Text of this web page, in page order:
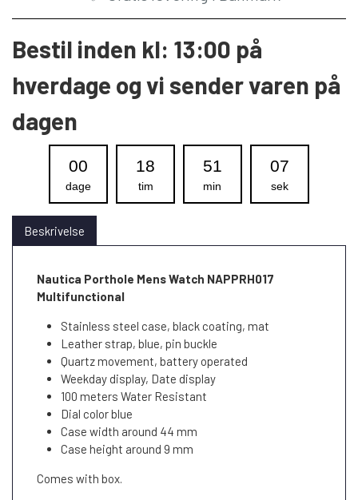
Bestil inden kl: 13:00 på
hverdage og vi sender varen på
dagen
00
dage
18
tim
51
min
06
sek
Beskrivelse
Nautica Porthole Mens Watch NAPPRH017
Multifunctional
Stainless steel case, black coating, mat
Leather strap, blue, pin buckle
Quartz movement, battery operated
Weekday display, Date display
100 meters Water Resistant
Dial color blue
Case width around 44 mm
Case height around 9 mm
Comes with box.